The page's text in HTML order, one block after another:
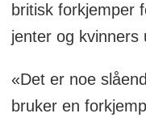
britisk forkjemper
jenter og kvinners
«Det er noe
bruker en